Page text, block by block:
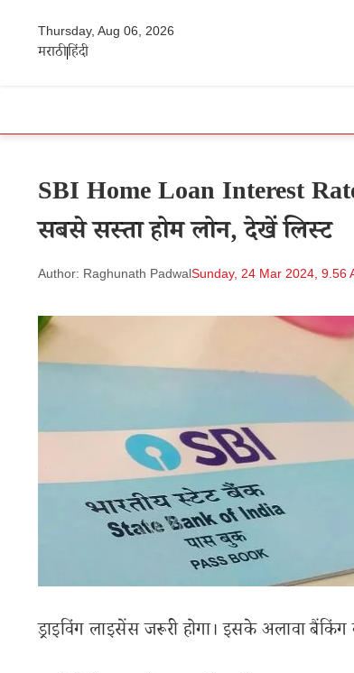
Thursday, Aug 06, 2026
मराठीहिंदी
SBI Home Loan Interest
सबसे सस्ता होम लोन, देखें लिस्ट
Author: Raghunath PadwalSunday, 24 Mar 2024, 9.56
ड्राइविंग लाइसेंस जरूरी होगा। इसके अलावा बैंकिंग